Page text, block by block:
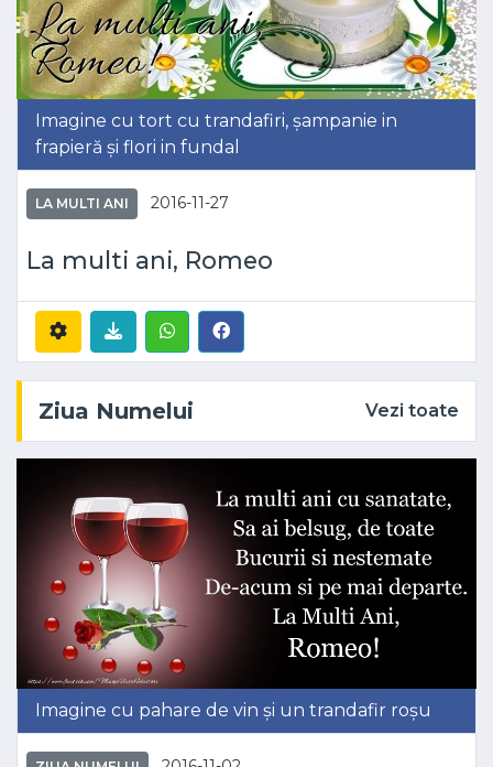
Imagine cu tort cu trandafiri, șampanie in
frapieră și flori in fundal
LA MULTI ANI 2016-11-27
La multi ani, Romeo
Ziua Numelui Vezi toate
Imagine cu pahare de vin și un trandafir roșu